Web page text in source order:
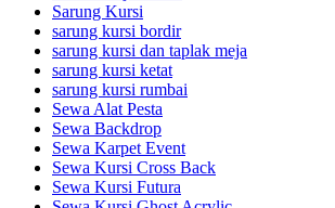
Sarung Kursi
sarung kursi bordir
sarung kursi dan taplak meja
sarung kursi ketat
sarung kursi rumbai
Sewa Alat Pesta
Sewa Backdrop
Sewa Karpet Event
Sewa Kursi Cross Back
Sewa Kursi Futura